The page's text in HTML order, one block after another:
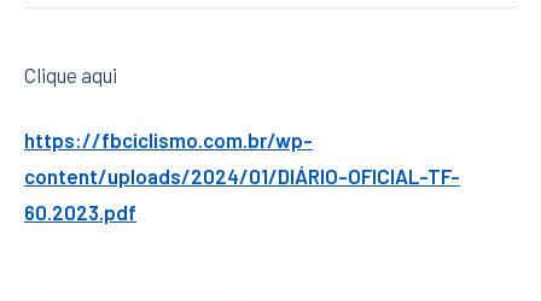
Clique aqui
https://fbciclismo.com.br/wp-
content/uploads/2024/01/DIÁRIO-OFICIAL-TF-
60.2023.pdf